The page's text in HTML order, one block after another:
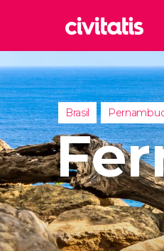
Brasil